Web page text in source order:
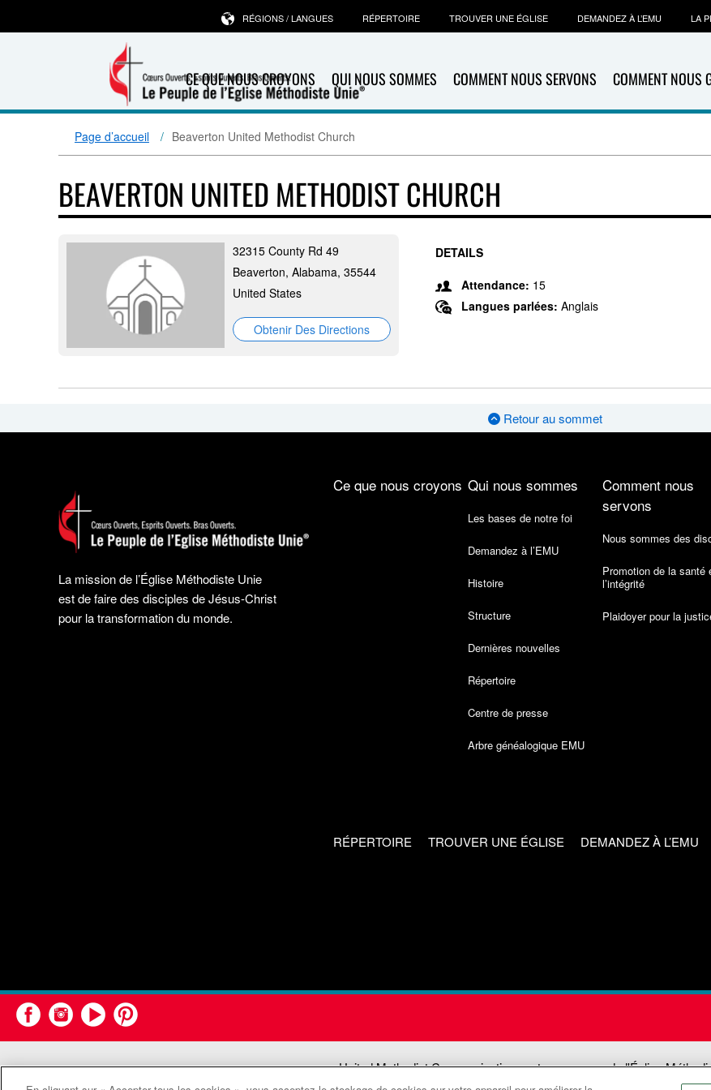
CE QUE NOUS CROYONS QUI NOUS SOMMES COMMENT NOUS SERVONS COMMENT NOUS
RÉGIONS / LANGUES RÉPERTOIRE TROUVER UNE ÉGLISE DEMANDEZ À L’EMU LA
Page d’accueil Beaverton United Methodist Church
BEAVERTON UNITED METHODIST CHURCH
32315 County Rd 49
Beaverton, Alabama, 35544
United States
Obtenir Des Directions
DETAILS
Attendance: 15
Langues parlées: Anglais
Retour au sommet
La mission de l’Église Méthodiste Unie
est de faire des disciples de Jésus-Christ
pour la transformation du monde.
Ce que nous croyons Qui nous sommes
Les bases de notre foi
Demandez à l’EMU
Histoire
Structure
Dernières nouvelles
Répertoire
Centre de presse
Arbre généalogique EMU
Comment nous
servons
Nous sommes des
Promotion de la santé
l’intégrité
Plaidoyer pour la
RÉPERTOIRE TROUVER UNE ÉGLISE DEMANDEZ À L’EMU
United Methodist Communications est une agence de l'Église